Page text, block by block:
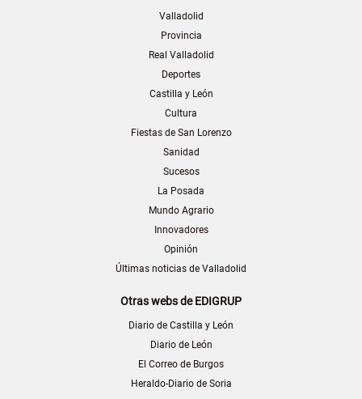
Valladolid
Provincia
Real Valladolid
Deportes
Castilla y León
Cultura
Fiestas de San Lorenzo
Sanidad
Sucesos
La Posada
Mundo Agrario
Innovadores
Opinión
Últimas noticias de Valladolid
Otras webs de EDIGRUP
Diario de Castilla y León
Diario de León
El Correo de Burgos
Heraldo-Diario de Soria